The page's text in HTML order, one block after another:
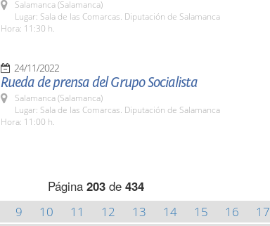
Salamanca (Salamanca)
Lugar: Sala de las Comarcas. Diputación de Salamanca
Hora: 11:30 h.
24/11/2022
Rueda de prensa del Grupo Socialista
Salamanca (Salamanca)
Lugar: Sala de las Comarcas. Diputación de Salamanca
Hora: 11:00 h.
Página 203de 434
9 10 11 12 13 14 15 16 17